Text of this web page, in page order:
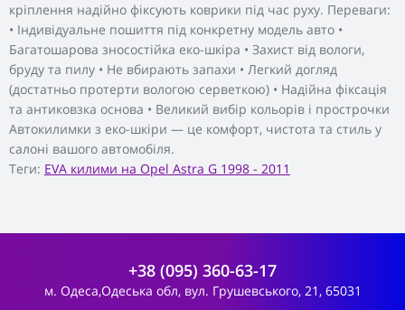
кріплення надійно фіксують коврики під час руху. Переваги:
• Індивідуальне пошиття під конкретну модель авто •
Багатошарова зносостійка еко-шкіра • Захист від вологи,
бруду та пилу • Не вбирають запахи • Легкий догляд
(достатньо протерти вологою серветкою) • Надійна фіксація
та антиковзка основа • Великий вибір кольорів і прострочки
Автокилимки з еко-шкіри — це комфорт, чистота та стиль у
салоні вашого автомобіля.
Теги: EVA килими на Opel Astra G 1998 - 2011
+38 (095) 360-63-17
м. Одеса,Одеська обл, вул. Грушевського, 21, 65031